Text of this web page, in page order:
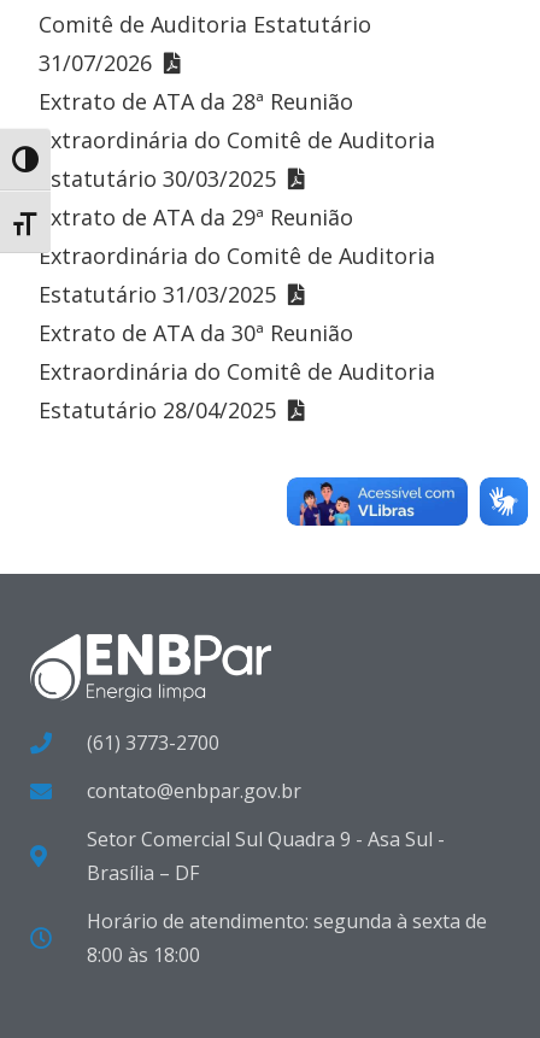
Toggle High Contrast
Toggle Font size
Comitê de Auditoria Estatutário
31/07/2026
Extrato de ATA da 28ª Reunião
Extraordinária do Comitê de Auditoria
Estatutário 30/03/2025
Extrato de ATA da 29ª Reunião
Extraordinária do Comitê de Auditoria
Estatutário 31/03/2025
Extrato de ATA da 30ª Reunião
Extraordinária do Comitê de Auditoria
Estatutário 28/04/2025
(61) 3773-2700
contato@enbpar.gov.br
Setor Comercial Sul Quadra 9 - Asa Sul -
Brasília – DF
Horário de atendimento: segunda à sexta de
8:00 às 18:00